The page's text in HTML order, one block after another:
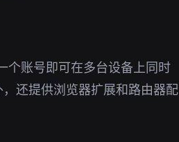
账号即可在多台设备上同时
还提供浏览器扩展和路由器配